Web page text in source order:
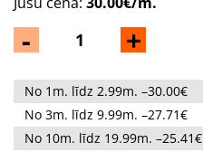
- +
No 1m. līdz 2.99m. –30.00€
No 3m. līdz 9.99m. –27.71€
No 10m. līdz 19.99m. –25.41€